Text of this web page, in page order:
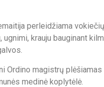
perleidžiama
krauju bauginant
magistrų
medinė koplytėlė.